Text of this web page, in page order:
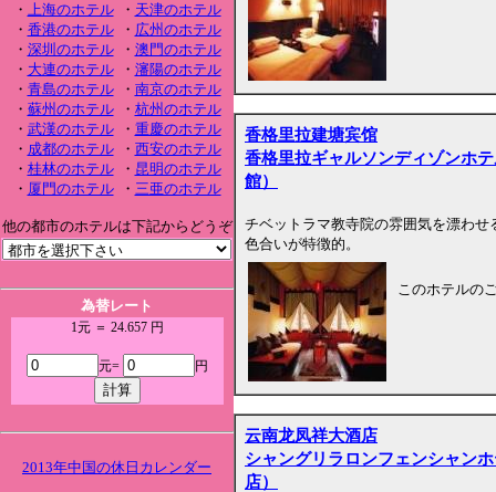
・ 上海のホテル・ 天津のホテル
・ 香港のホテル・ 広州のホテル
・ 深圳のホテル・ 澳門のホテル
・ 大連のホテル・ 瀋陽のホテル
・ 青島のホテル・ 南京のホテル
・ 蘇州のホテル・ 杭州のホテル
・ 武漢のホテル・ 重慶のホテル
・ 成都のホテル・ 西安のホテル
・ 桂林のホテル・ 昆明のホテル
・ 厦門のホテル・ 三亜のホテル
他の都市のホテルは下記からどうぞ
為替レート
1元 ＝ 24.657 円
元= 円
2013年中国の休日カレンダー
香格里拉建塘宾馆
香格里拉ギャルソンディゾンホ
館）
チベットラマ教寺院の雰囲気を漂わ
色合いが特徴的。
このホテルの
云南龙凤祥大酒店
シャングリラロンフェンシャン
店）